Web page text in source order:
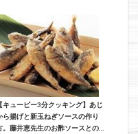
【キューピー3分クッキング】あじ
ら揚げと新玉ねぎソースの作り
。藤井恵先生のお酢ソースとの相